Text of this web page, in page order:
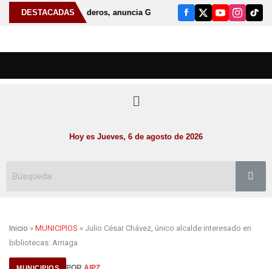
DESTACADAS
y ganaderos, anuncia Gobernador David Monreal nueva etapa
Hoy es Jueves, 6 de agosto de 2026
Inicio » MUNICIPIOS » Julio César Chávez, único alcalde interesado en
bibliotecas: Arriaga